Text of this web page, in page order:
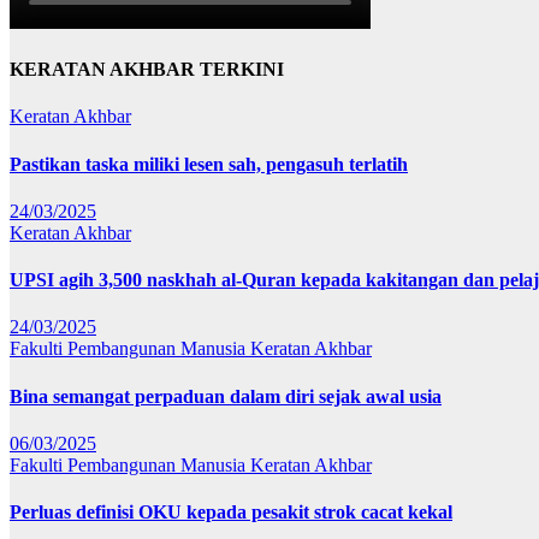
KERATAN AKHBAR TERKINI
Keratan Akhbar
Pastikan taska miliki lesen sah, pengasuh terlatih
24/03/2025
Keratan Akhbar
UPSI agih 3,500 naskhah al-Quran kepada kakitangan dan
24/03/2025
Fakulti Pembangunan Manusia Keratan Akhbar
Bina semangat perpaduan dalam diri sejak awal usia
06/03/2025
Fakulti Pembangunan Manusia Keratan Akhbar
Perluas definisi OKU kepada pesakit strok cacat kekal